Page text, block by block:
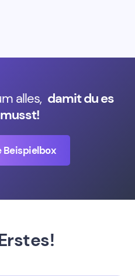
alles, damit du es
Beispielbox